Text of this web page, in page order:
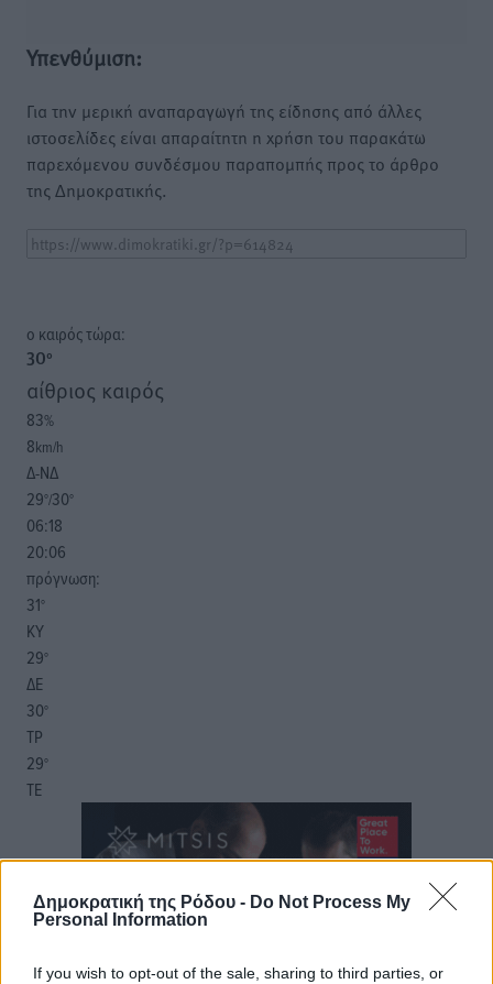
Δημοκρατική της Ρόδου - Do Not Process My
Personal Information
If you wish to opt-out of the sale, sharing to third parties, or
Υπενθύμιση:
Για την μερική αναπαραγωγή της είδησης από άλλες
ιστοσελίδες είναι απαραίτητη η χρήση του παρακάτω
παρεχόμενου συνδέσμου παραπομπής προς το άρθρο
της Δημοκρατικής.
o καιρός τώρα:
30°
αίθριος καιρός
83%
8km/h
Δ-ΝΔ
29°/30°
06:18
20:06
πρόγνωση:
31°
ΚΥ
29°
ΔΕ
30°
ΤΡ
29°
ΤΕ